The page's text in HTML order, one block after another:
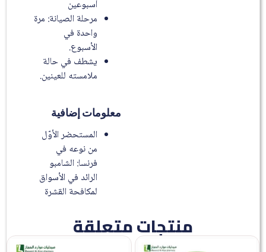
أسبوعين
مرحلة الصيانة: مرة
واحدة في
الأسبوع.
يشطف في حالة
ملامسته للعينين.
معلومات إضافية
المستحضر الأوّل
من نوعه في
فرنسا: الشامبو
الرائد في الأسواق
لمكافحة القشرة
منتجات متعلقة